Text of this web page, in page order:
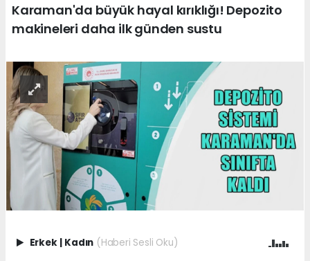
Karaman'da büyük hayal kırıklığı! Depozito
makineleri daha ilk günden sustu
Erkek | Kadın (Haberi Sesli Oku)